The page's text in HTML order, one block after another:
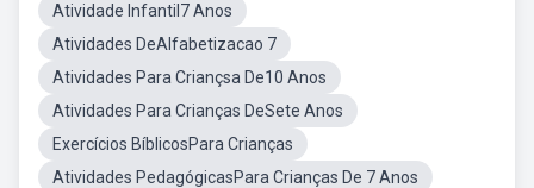
Atividade Infantil7 Anos
Atividades DeAlfabetizacao 7
Atividades Para Criançsa De10 Anos
Atividades Para Crianças DeSete Anos
Exercícios BíblicosPara Crianças
Atividades PedagógicasPara Crianças De 7 Anos